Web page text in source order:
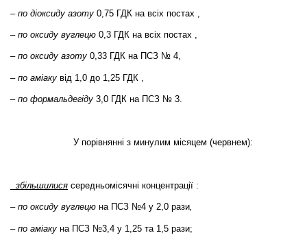
– по діоксиду азоту 0,75 ГДК на всіх постах ,
– по оксиду вуглецю 0,3 ГДК на всіх постах ,
– по оксиду азоту 0,33 ГДК на ПСЗ № 4,
– по аміаку від 1,0 до 1,25 ГДК ,
– по формальдегіду 3,0 ГДК на ПСЗ № 3.
У порівнянні з минулим місяцем (червнем):
збільшилися середньомісячні концентрації :
– по оксиду вуглецю на ПСЗ №4 у 2,0 рази,
– по аміаку на ПСЗ №3,4 у 1,25 та 1,5 рази;